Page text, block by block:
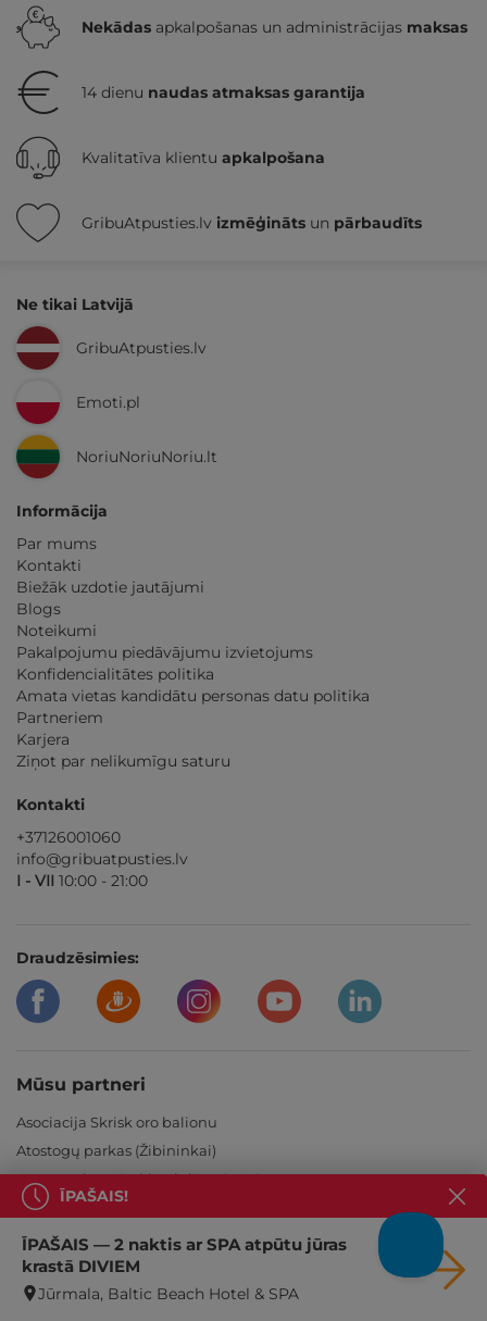
Nekādas apkalpošanas un administrācijas maksas
14 dienu naudas atmaksas garantija
Kvalitatīva klientu apkalpošana
GribuAtpusties.lv izmēģināts un pārbaudīts
Ne tikai Latvijā
GribuAtpusties.lv
Emoti.pl
NoriuNoriuNoriu.lt
Informācija
Par mums
Kontakti
Biežāk uzdotie jautājumi
Blogs
Noteikumi
Pakalpojumu piedāvājumu izvietojums
Konfidencialitātes politika
Amata vietas kandidātu personas datu politika
Partneriem
Karjera
Ziņot par nelikumīgu saturu
Kontakti
+37126001060
info@gribuatpusties.lv
I - VII 10:00 - 21:00
Draudzēsimies:
Mūsu partneri
Asociacija Skrisk oro balionu
Atostogų parkas (Žibininkai)
Atpūtas vieta "Buki" MiniZoo BUKS
Auksinės kopos
Baltic Beach Hotel
Baltvilla
Bellevue Park Hotel
ĪPAŠAIS!
ĪPAŠAIS — 2 naktis ar SPA atpūtu jūras
krastā DIVIEM
Jūrmala, Baltic Beach Hotel & SPA